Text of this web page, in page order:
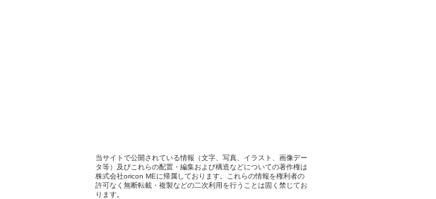
当サイトで公開されている情報（文字、写真、イラスト、画像デー
タ等）及びこれらの配置・編集および構造などについての著作権は
株式会社oricon MEに帰属しております。これらの情報を権利者の
許可なく無断転載・複製などの二次利用を行うことは固く禁じてお
ります。